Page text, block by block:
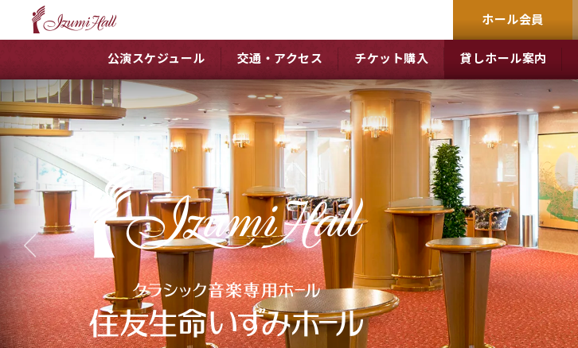
ホール会員
公演スケジュール 交通・アクセス チケット購入 貸しホール案内